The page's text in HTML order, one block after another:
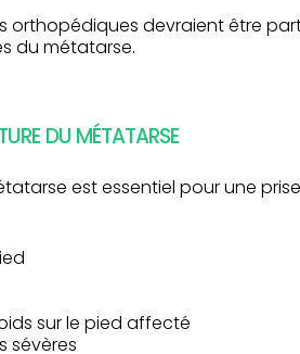
orthopédiques devraient être
du métatarse.
DU MÉTATARSE
est essentiel pour une
sur le pied affecté
sévères